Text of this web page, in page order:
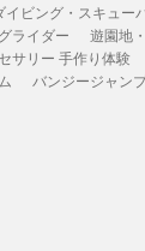
イビング・スキュー
ライダー 遊園地
サリー 手作り体験
バンジージャン